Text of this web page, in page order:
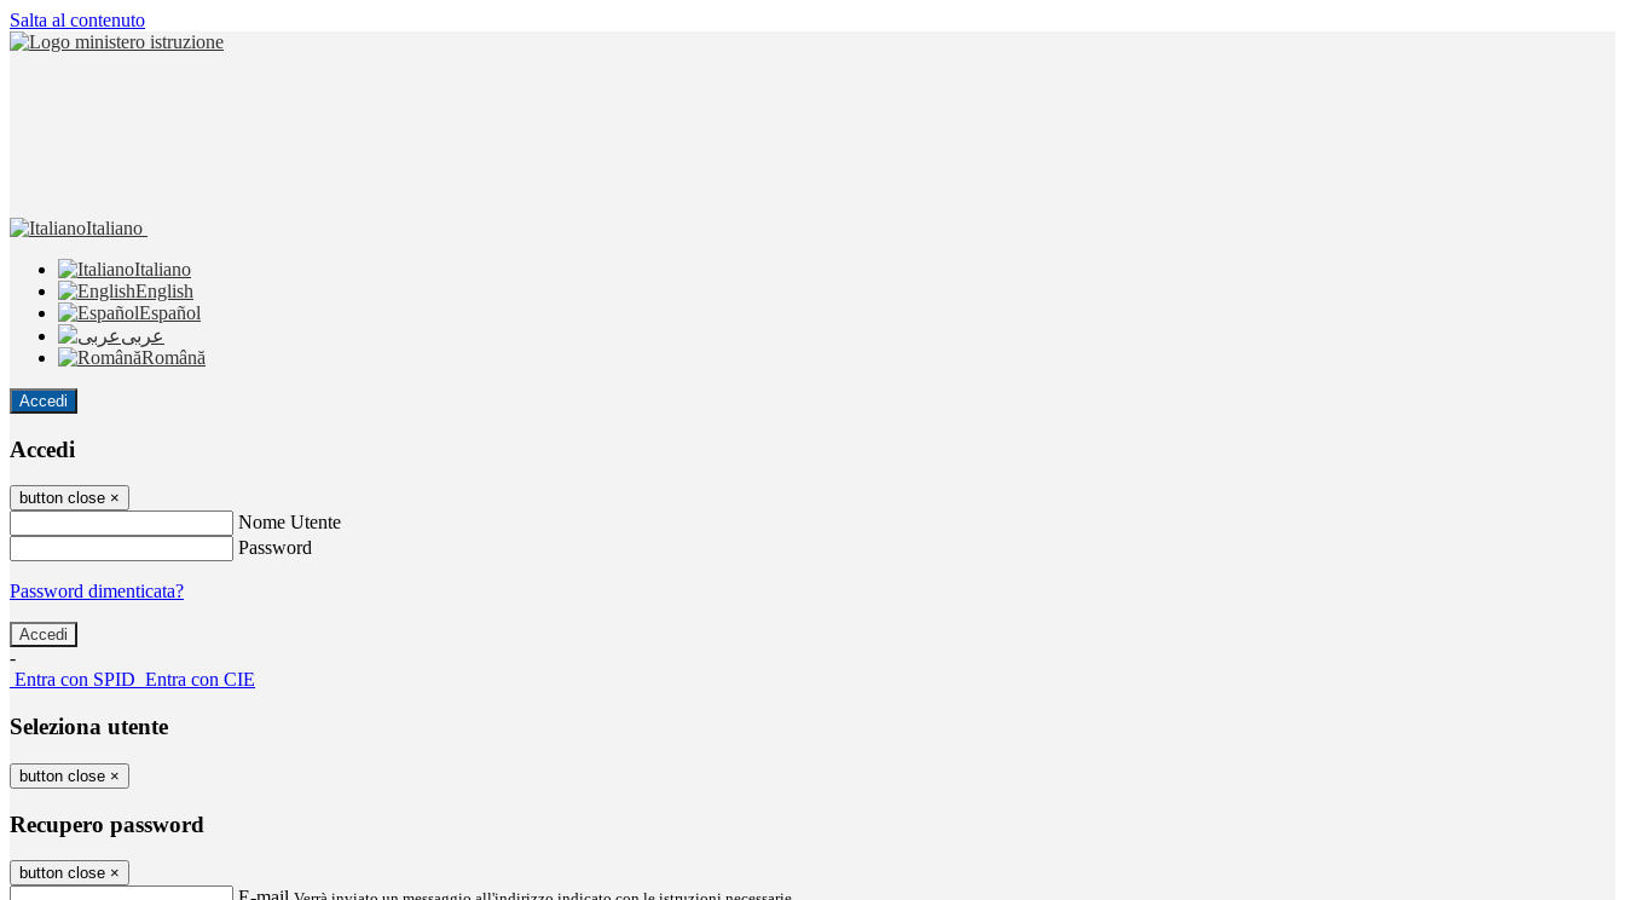
Salta al contenuto
Italiano
Italiano
English
Español
عربى
Română
Accedi
Accedi
button close ×
Nome Utente
Password
Password dimenticata?
-
Entra con SPID Entra con CIE
Seleziona utente
button close ×
Recupero password
button close ×